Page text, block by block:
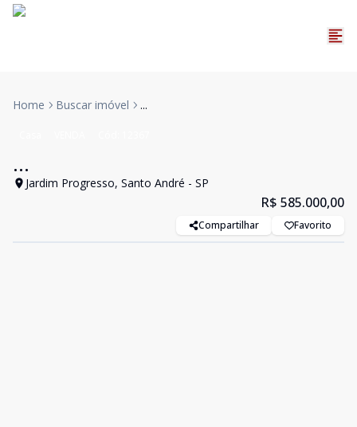
Home Buscar imóvel ...
...
Jardim Progresso, Santo André - SP
R$ 585.000,00
Compartilhar Favorito